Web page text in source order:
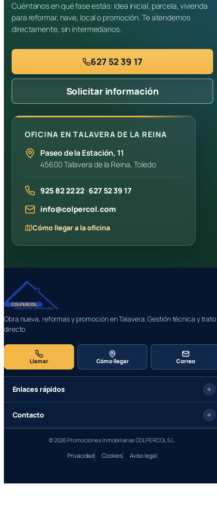
Cuéntanos en qué fase estás: idea inicial, parcela, vivienda
para reformar, nave, local o promoción. Te atendemos
directamente, sin intermediarios.
627 52 39 17
Solicitar información
OFICINA EN TALAVERA DE LA REINA
Paseo de la Estación, 11
45600 Talavera de la Reina, Toledo
925 82 22 22·627 52 39 17
info@colpercol.com
Cómo llegar a la oficina
Obra nueva, reformas y promoción en Talavera. Gestión técnica y trato
directo.
Llamar Cómo llegar Correo
Enlaces rápidos
Contacto
© 2026 Promociones Inmobiliarias COLPERCOL S.L.
Privacidad Cookies Aviso legal